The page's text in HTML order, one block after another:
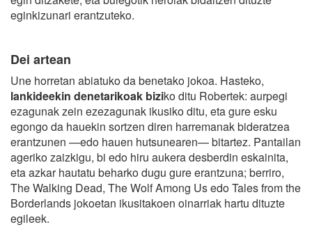
eginkizunari erantzuteko.
Dei artean
Une horretan abiatuko da benetako jokoa. Hasteko,
lankideekin denetarikoak biziko ditu Robertek: aurpegi
ezagunak zein ezezagunak ikusiko ditu, eta gure esku
egongo da hauekin sortzen diren harremanak bideratzea
erantzunen —edo hauen hutsunearen— bitartez. Pantailan
ageriko zaizkigu, bi edo hiru aukera desberdin eskainita,
eta azkar hautatu beharko dugu gure erantzuna; berriro,
The Walking Dead, The Wolf Among Us edo Tales from the
Borderlands jokoetan ikusitakoen oinarriak hartu dituzte
egileek.